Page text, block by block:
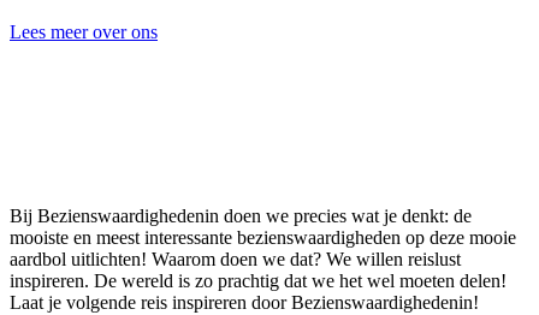
Lees meer over ons
Bij Bezienswaardighedenin doen we precies wat je denkt: de
mooiste en meest interessante bezienswaardigheden op deze mooie
aardbol uitlichten! Waarom doen we dat? We willen reislust
inspireren. De wereld is zo prachtig dat we het wel moeten delen!
Laat je volgende reis inspireren door Bezienswaardighedenin!